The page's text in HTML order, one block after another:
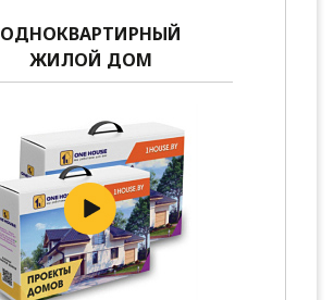
ОДНОКВАРТИРНЫЙ
ЖИЛОЙ ДОМ